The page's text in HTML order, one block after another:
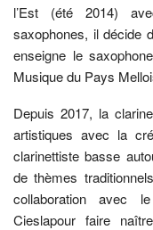
l’Est (été 2014)
saxophones, il décide
enseigne le
Musique du Pays
Depuis 2017, la
artistiques avec la
clarinettiste basse
de thèmes
collaboration avec
Cieslapour faire